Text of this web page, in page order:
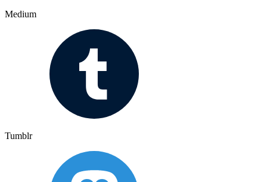
Medium
Tumblr